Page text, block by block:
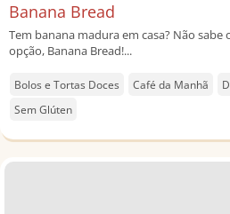
Banana Bread
Tem banana madura em casa? Não sabe
opção, Banana Bread!...
Bolos e Tortas Doces Café da Manhã
Sem Glúten